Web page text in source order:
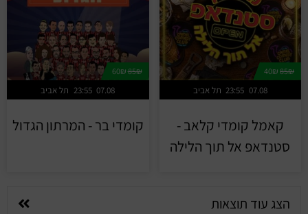
85₪
תל אביב 23:55 07.08
קאמל קומדי קלאב -
סטנדאפ אל תוך הלילה
85₪
60₪
תל אביב 23:55 07.08
קומדי בר - המרתון הגדול
הצג עוד תוצאות